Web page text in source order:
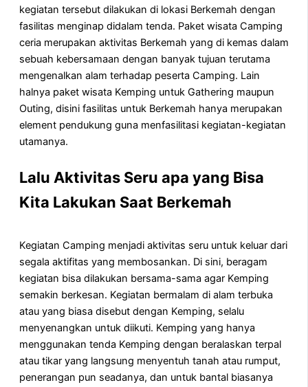
kegiatan tersebut dilakukan di lokasi Berkemah dengan
fasilitas menginap didalam tenda. Paket wisata Camping
ceria merupakan aktivitas Berkemah yang di kemas dalam
sebuah kebersamaan dengan banyak tujuan terutama
mengenalkan alam terhadap peserta Camping. Lain
halnya paket wisata Kemping untuk Gathering maupun
Outing, disini fasilitas untuk Berkemah hanya merupakan
element pendukung guna menfasilitasi kegiatan-kegiatan
utamanya.
Lalu Aktivitas Seru apa yang Bisa
Kita Lakukan Saat Berkemah
Kegiatan Camping menjadi aktivitas seru untuk keluar dari
segala aktifitas yang membosankan. Di sini, beragam
kegiatan bisa dilakukan bersama-sama agar Kemping
semakin berkesan. Kegiatan bermalam di alam terbuka
atau yang biasa disebut dengan Kemping, selalu
menyenangkan untuk diikuti. Kemping yang hanya
menggunakan tenda Kemping dengan beralaskan terpal
atau tikar yang langsung menyentuh tanah atau rumput,
penerangan pun seadanya, dan untuk bantal biasanya